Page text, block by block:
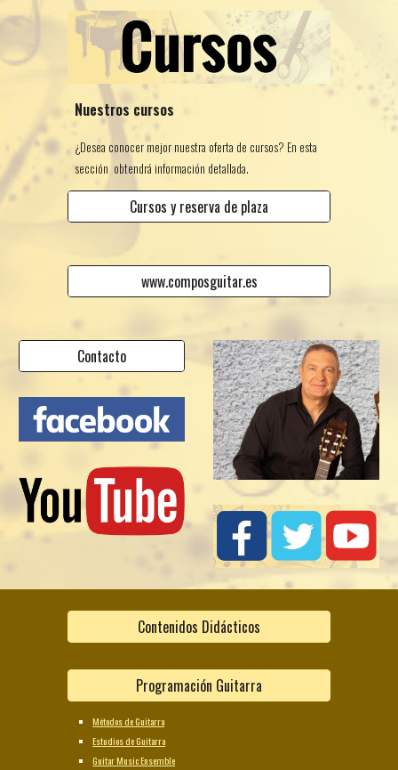
Nuestros cursos
¿Desea conocer mejor nuestra oferta de cursos? En esta
sección obtendrá información detallada.
Cursos y reserva de plaza
www.composguitar.es
Contacto
Contenidos Didácticos
Programación Guitarra
Métodos de Guitarra
Estudios de Guitarra
Guitar Music Ensemble